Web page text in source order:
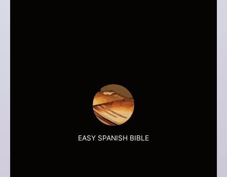
EASY SPANISH BIBLE